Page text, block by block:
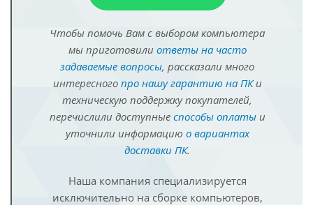
Чтобы помочь Вам с выбором компьютера
мы приготовили ответы на часто
задаваемые вопросы, рассказали много
интересного про нашу гарантию на ПКи
техническую поддержку покупателей,
перечислили доступные способы оплатыи
уточнили информацию о вариантах
доставки ПК.
Наша компания специализируется
исключительно на сборке компьютеров,